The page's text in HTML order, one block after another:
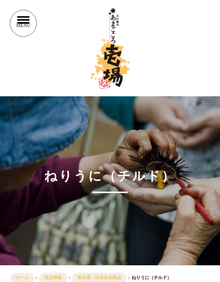
ねりうに（チルド）
ホーム 商品情報 要冷蔵・冷凍保存商品 ねりうに（チルド）